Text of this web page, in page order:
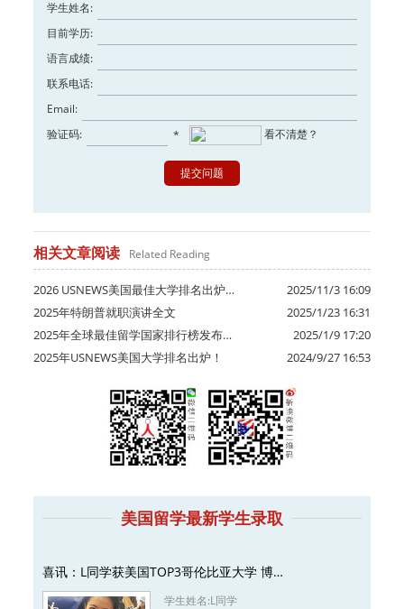
学生姓名:
目前学历:
语言成绩:
联系电话:
Email:
验证码:
看不清楚？
*
相关文章阅读 Related Reading
2025/11/3 16:09
2026 USNEWS美国最佳大学排名出炉…
2025/1/23 16:31
2025年特朗普就职演讲全文
2025/1/9 17:20
2025年全球最佳留学国家排行榜发布…
2024/9/27 16:53
2025年USNEWS美国大学排名出炉！
美国留学最新学生录取
喜讯：L同学获美国TOP3哥伦比亚大学 博…
学生姓名:L同学